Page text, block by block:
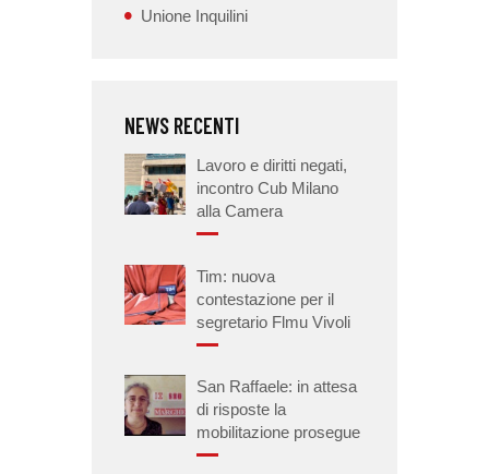
Unione Inquilini
NEWS RECENTI
Lavoro e diritti negati,
incontro Cub Milano
alla Camera
Tim: nuova
contestazione per il
segretario Flmu Vivoli
San Raffaele: in attesa
di risposte la
mobilitazione prosegue